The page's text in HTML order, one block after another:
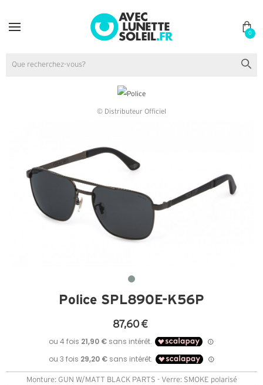
0
© Distributeur Officiel
Police SPL890E-K56P
87,60 €
Monture: GUN W/MATT BLACK PARTS - Verre: SMOKE polarisé